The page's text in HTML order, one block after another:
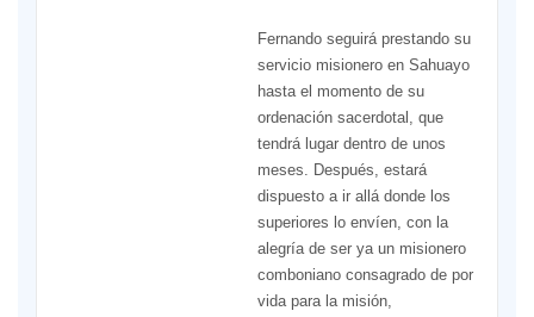
Fernando seguirá prestando su
servicio misionero en Sahuayo
hasta el momento de su
ordenación sacerdotal, que
tendrá lugar dentro de unos
meses. Después, estará
dispuesto a ir allá donde los
superiores lo envíen, con la
alegría de ser ya un misionero
comboniano consagrado de por
vida para la misión,